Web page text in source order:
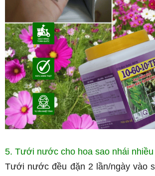
5. Tưới nước cho hoa sao nhái nhiều
Tưới nước đều đặn 2 lần/ngày vào